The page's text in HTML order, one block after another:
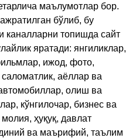
маълумотлар бор.
бўлиб, бу
каналларни топишда сайт
яратади: янгиликлар,
ижод, фото,
аёллар ва
олиш ва
кўнгилочар, бизнес ва
ҳуқуқ, давлат
ва маърифий, таълим